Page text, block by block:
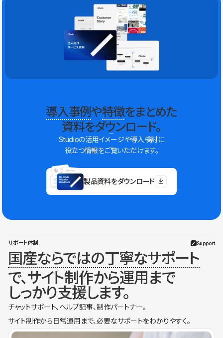
導入事例や特徴をまとめた
資料をダウンロード。
Studioの活用イメージや導入検討に
役立つ情報をご覧いただけます。
製品資料をダウンロード
サポート体制 Support
国産ならではの丁寧なサポート
で、サイト制作から運用まで
しっかり支援します。
チャットサポート、ヘルプ記事、制作パートナー。
サイト制作から日常運用まで、必要なサポートをわかりやすく。